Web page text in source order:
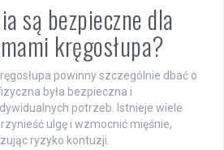
są bezpieczne dla
kręgosłupa?
powinny szczególnie dbać o
była bezpieczna i
potrzeb. Istnieje wiele
ulgę i wzmocnić mięśnie,
ryzyko kontuzji.